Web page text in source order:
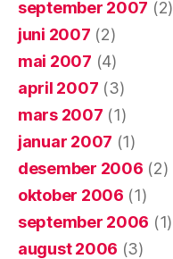
september 2007 (2)
juni 2007 (2)
mai 2007 (4)
april 2007 (3)
mars 2007 (1)
januar 2007 (1)
desember 2006 (2)
oktober 2006 (1)
september 2006 (1)
august 2006 (3)